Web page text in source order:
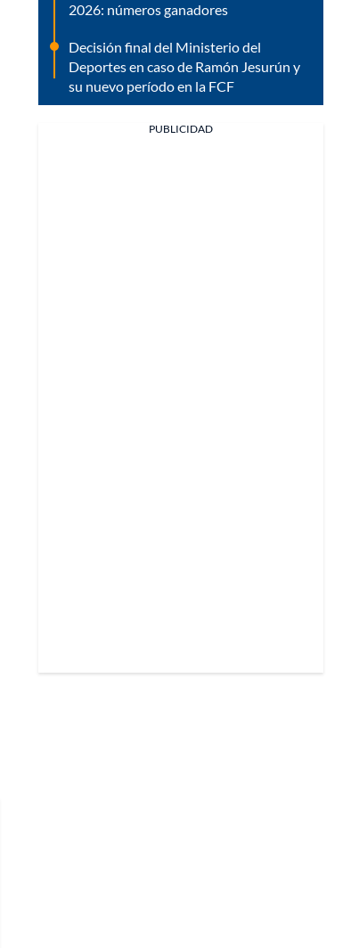
2026: números ganadores
Decisión final del Ministerio del
Deportes en caso de Ramón Jesurún y
su nuevo período en la FCF
PUBLICIDAD